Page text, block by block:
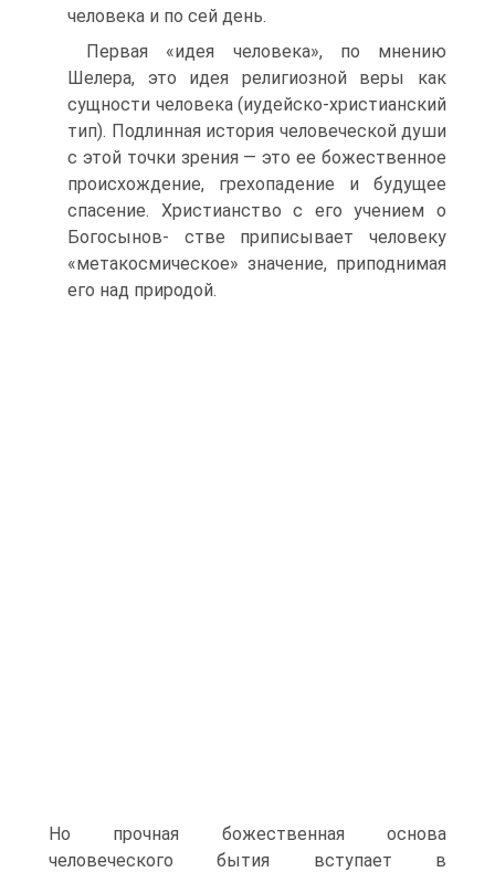
человека и по сей день.
Первая «идея человека», по мнению
Шелера, это идея религиозной веры как
сущности человека (иудейско-христианский
тип). Подлинная история человеческой души
с этой точки зрения — это ее божественное
происхождение, грехопадение и будущее
спасение. Христианство с его учением о
Богосынов- стве приписывает человеку
«метакосмическое» значение, приподнимая
его над природой.
Но прочная божественная основа
человеческого бытия вступает в